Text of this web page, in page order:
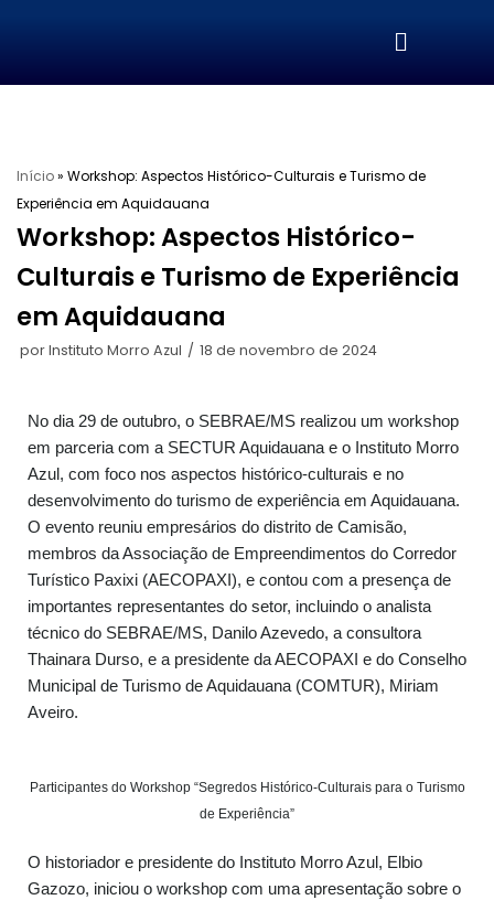
para
Início» Workshop: Aspectos Histórico-Culturais e Turismo de
Experiência em Aquidauana
Workshop: Aspectos Histórico-
Culturais e Turismo de Experiência
em Aquidauana
porInstituto Morro Azul 18 de novembro de 2024
No dia 29 de outubro, o SEBRAE/MS realizou um workshop
em parceria com a SECTUR Aquidauana e o Instituto Morro
Azul, com foco nos aspectos histórico-culturais e no
desenvolvimento do turismo de experiência em Aquidauana.
O evento reuniu empresários do distrito de Camisão,
membros da Associação de Empreendimentos do Corredor
Turístico Paxixi (AECOPAXI), e contou com a presença de
importantes representantes do setor, incluindo o analista
técnico do SEBRAE/MS, Danilo Azevedo, a consultora
Thainara Durso, e a presidente da AECOPAXI e do Conselho
Municipal de Turismo de Aquidauana (COMTUR), Miriam
Aveiro.
Participantes do Workshop “Segredos Histórico-Culturais para o Turismo
de Experiência”
O historiador e presidente do Instituto Morro Azul, Elbio
Gazozo, iniciou o workshop com uma apresentação sobre o